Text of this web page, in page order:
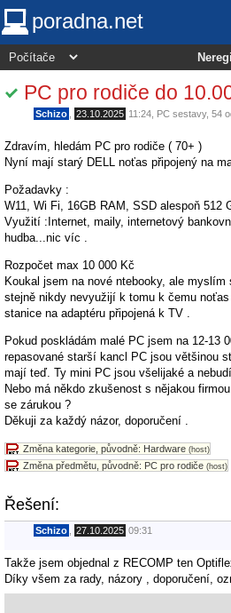
poradna.net
PC pro rodiče do
Schizo 23.10.2025 11:24 PC sestavy, 54
Zdravím, hledám PC pro rodiče ( 70+ )
Nyní mají starý DELL noťas připojený na
Požadavky :
W11, Wi Fi, 16GB RAM, SSD alespoň 512
Využití :Internet, maily, internetový
hudba...nic víc .
Rozpočet max 10 000 Kč
Koukal jsem na nové ntebooky, ale
stejně nikdy nevyužijí k tomu k čemu
stanice na adaptéru připojená k TV .
Pokud poskládám malé PC jsem na 12-13
repasované starší kancl PC jsou většinou
mají teď. Ty mini PC jsou všelijaké a
Nebo má někdo zkušenost s nějakou
se zárukou ?
Děkuji za každý názor, doporučení .
Změna kategorie, původně: Hardware (host)
Změna předmětu, původně: PC pro rodiče (host)
Řešení:
Schizo 27.10.2025 09:31
Takže jsem objednal z RECOMP ten
Díky všem za rady, názory , doporučení,